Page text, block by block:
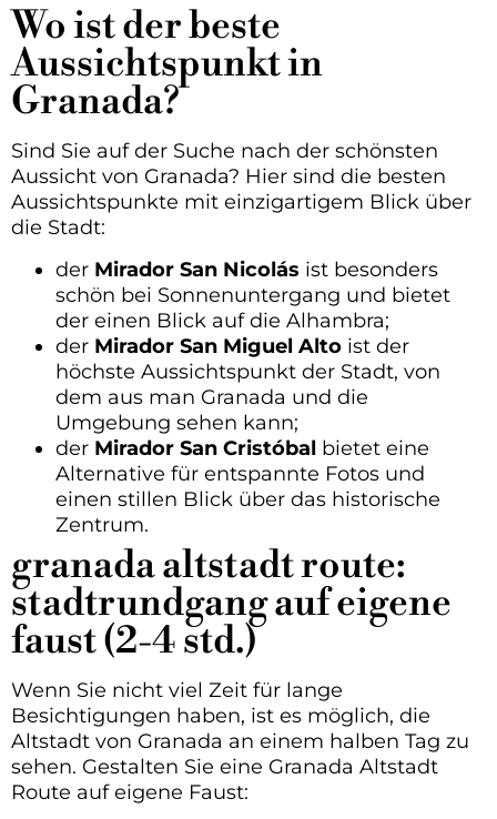
Wo ist der beste
Aussichtspunkt in
Granada?
Sind Sie auf der Suche nach der schönsten
Aussicht von Granada? Hier sind die besten
Aussichtspunkte mit einzigartigem Blick über
die Stadt:
der Mirador San Nicolás ist besonders
schön bei Sonnenuntergang und bietet
der einen Blick auf die Alhambra;
der Mirador San Miguel Alto ist der
höchste Aussichtspunkt der Stadt, von
dem aus man Granada und die
Umgebung sehen kann;
der Mirador San Cristóbal bietet eine
Alternative für entspannte Fotos und
einen stillen Blick über das historische
Zentrum.
granada altstadt route:
stadtrundgang auf eigene
faust (2-4 std.)
Wenn Sie nicht viel Zeit für lange
Besichtigungen haben, ist es möglich, die
Altstadt von Granada an einem halben Tag zu
sehen. Gestalten Sie eine Granada Altstadt
Route auf eigene Faust: